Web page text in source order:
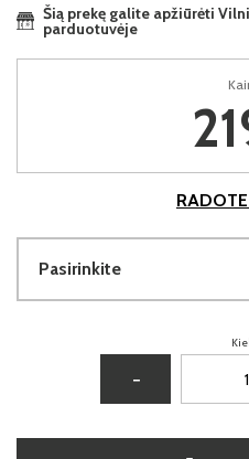
Šią prekę galite apžiūrėti
parduotuvėje
Pasirinkite
−